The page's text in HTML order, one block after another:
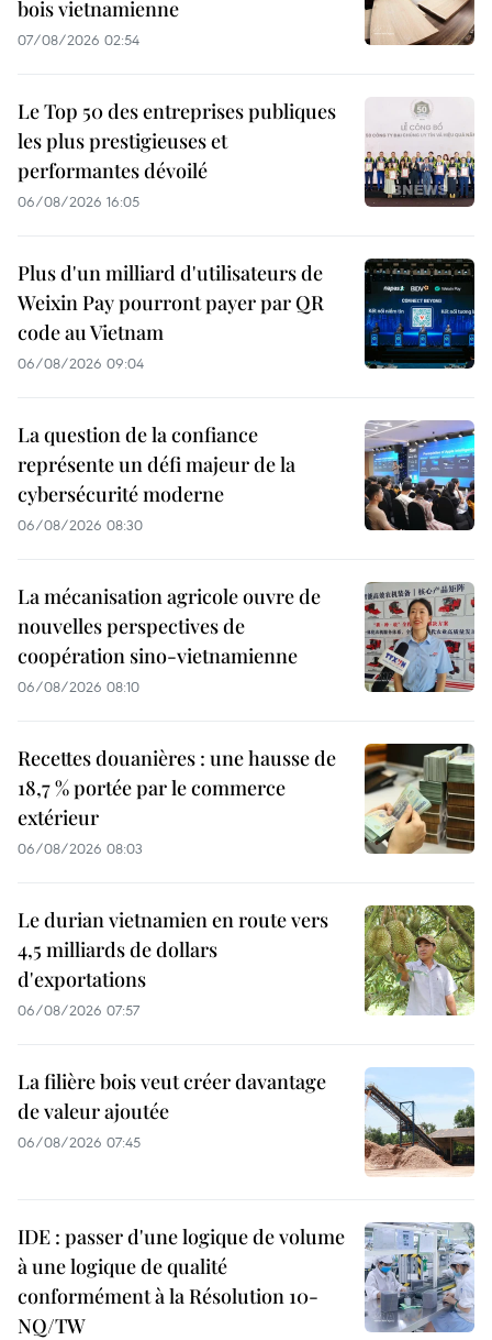
bois vietnamienne
07/08/2026 02:54
Le Top 50 des entreprises publiques
les plus prestigieuses et
performantes dévoilé
06/08/2026 16:05
Plus d'un milliard d'utilisateurs de
Weixin Pay pourront payer par QR
code au Vietnam
06/08/2026 09:04
La question de la confiance
représente un défi majeur de la
cybersécurité moderne
06/08/2026 08:30
La mécanisation agricole ouvre de
nouvelles perspectives de
coopération sino-vietnamienne
06/08/2026 08:10
Recettes douanières : une hausse de
18,7 % portée par le commerce
extérieur
06/08/2026 08:03
Le durian vietnamien en route vers
4,5 milliards de dollars
d'exportations
06/08/2026 07:57
La filière bois veut créer davantage
de valeur ajoutée
06/08/2026 07:45
IDE : passer d'une logique de volume
à une logique de qualité
conformément à la Résolution 10-
NQ/TW